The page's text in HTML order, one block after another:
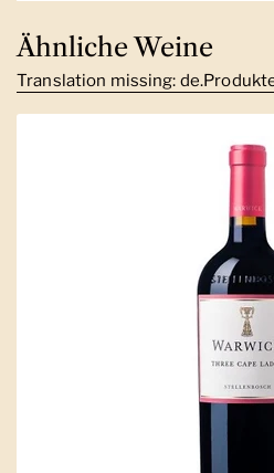
Ähnliche Weine
Translation missing: